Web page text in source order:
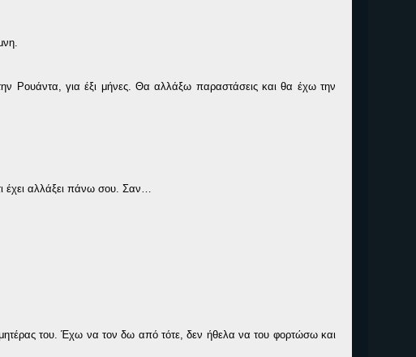
Ρουάντα, για έξι μήνες. Θα αλλάξω παραστάσεις και θα έχω την
έχει αλλάξει πάνω σου. Σαν…
μητέρας του. Έχω να τον δω από τότε, δεν ήθελα να του φορτώσω και